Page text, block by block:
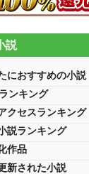
説
におすすめの小説
ンキング
クセスランキング
説ランキング
作品
新された小説